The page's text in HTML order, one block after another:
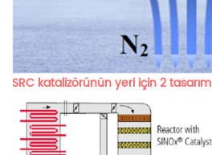
SRC katalizörünün yeri için 2 tasarım